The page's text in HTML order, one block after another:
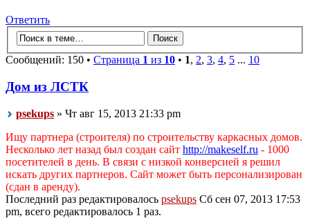
Ответить
Сообщений: 150 • Страница 1 из 10 • 1, 2, 3, 4, 5 ... 10
Дом из ЛСТК
psekups » Чт авг 15, 2013 21:33 pm
Ищу партнера (строителя) по строительству каркасных домов.
Несколько лет назад был создан сайт http://makeself.ru - 1000
посетителей в день. В связи с низкой конверсией я решил
искать других партнеров. Сайт может быть персонализирован
(сдан в аренду).
Последний раз редактировалось psekups Сб сен 07, 2013 17:53
pm, всего редактировалось 1 раз.